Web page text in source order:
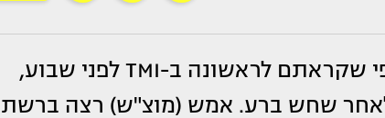
שנדבק בנגיף הקורונה, כפי שקראתם לראשונה ב-TMI לפני שבוע,
לאחר שחש ברע. אמש (מוצ"ש) רצה ברשת